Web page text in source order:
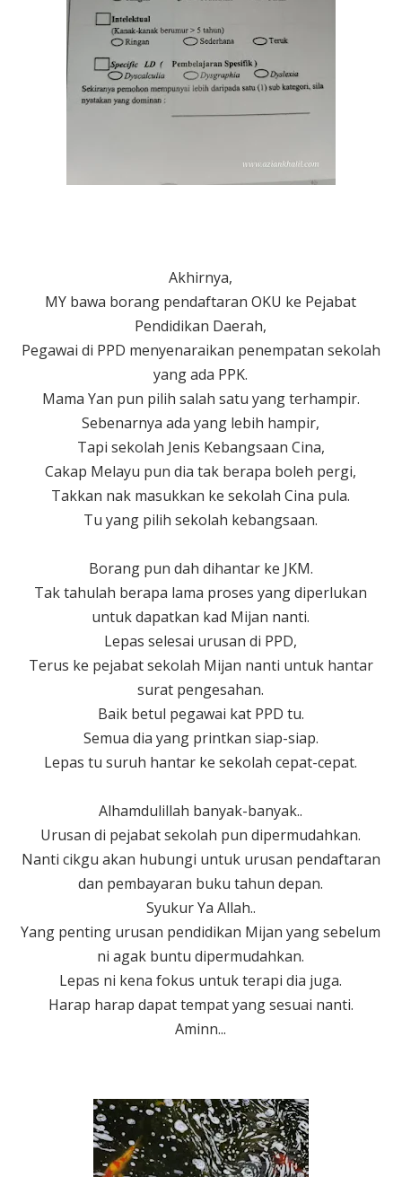
Akhirnya,
MY bawa borang pendaftaran OKU ke Pejabat
Pendidikan Daerah,
Pegawai di PPD menyenaraikan penempatan sekolah
yang ada PPK.
Mama Yan pun pilih salah satu yang terhampir.
Sebenarnya ada yang lebih hampir,
Tapi sekolah Jenis Kebangsaan Cina,
Cakap Melayu pun dia tak berapa boleh pergi,
Takkan nak masukkan ke sekolah Cina pula.
Tu yang pilih sekolah kebangsaan.
Borang pun dah dihantar ke JKM.
Tak tahulah berapa lama proses yang diperlukan
untuk dapatkan kad Mijan nanti.
Lepas selesai urusan di PPD,
Terus ke pejabat sekolah Mijan nanti untuk hantar
surat pengesahan.
Baik betul pegawai kat PPD tu.
Semua dia yang printkan siap-siap.
Lepas tu suruh hantar ke sekolah cepat-cepat.
Alhamdulillah banyak-banyak..
Urusan di pejabat sekolah pun dipermudahkan.
Nanti cikgu akan hubungi untuk urusan pendaftaran
dan pembayaran buku tahun depan.
Syukur Ya Allah..
Yang penting urusan pendidikan Mijan yang sebelum
ni agak buntu dipermudahkan.
Lepas ni kena fokus untuk terapi dia juga.
Harap harap dapat tempat yang sesuai nanti.
Aminn...